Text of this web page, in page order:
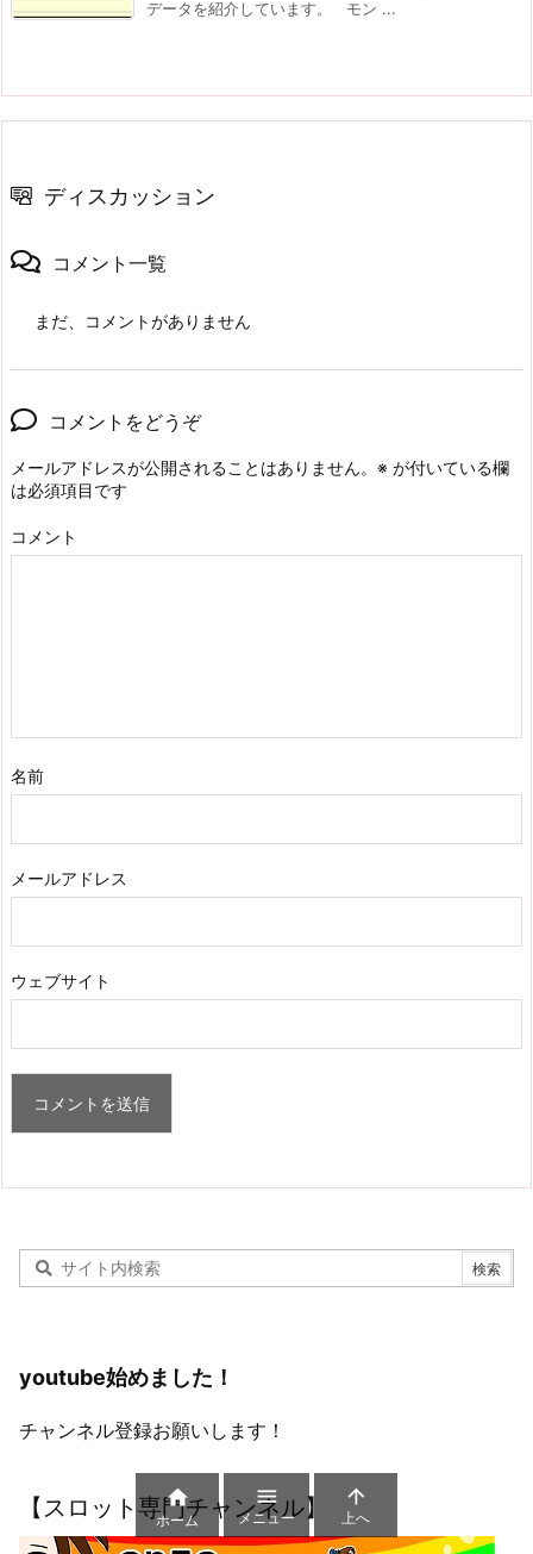
データを紹介しています。 モン ...
ディスカッション
コメント一覧
まだ、コメントがありません
コメントをどうぞ
メールアドレスが公開されることはありません。 ※ が付いている欄
は必須項目です
コメント
名前
メールアドレス
ウェブサイト
youtube始めました！
チャンネル登録お願いします！
【スロット専門チャンネル】

ホーム

メニュー

上へ